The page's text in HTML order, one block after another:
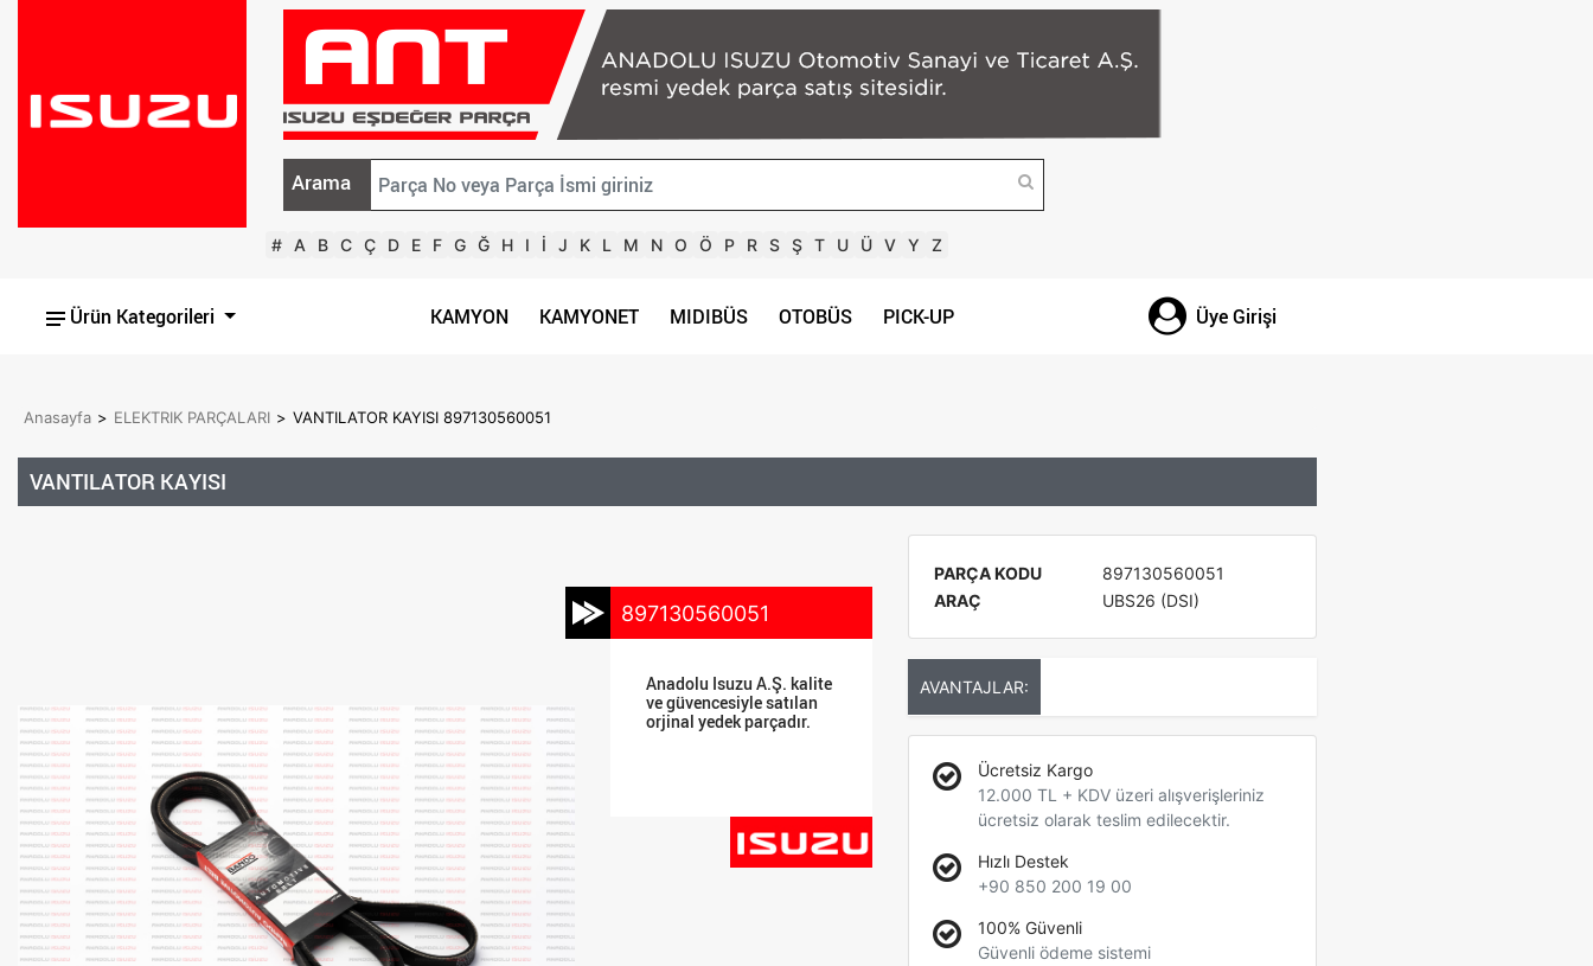
Arama
# A B C Ç D E F G Ğ H I İ J K L M N O Ö P R S Ş T U Ü V Y Z
Ürün Kategorileri KAMYON KAMYONET MIDIBÜS OTOBÜS PICK-UP Üye Girişi
Anasayfa > ELEKTRIK PARÇALARI > VANTILATOR KAYISI 897130560051
VANTILATOR KAYISI
897130560051
Anadolu Isuzu A.Ş. kalite
ve güvencesiyle satılan
orjinal yedek parçadır.
PARÇA KODU
897130560051
ARAÇ
UBS26 (DSI)
AVANTAJLAR:
Ücretsiz Kargo
12.000 TL + KDV üzeri alışverişleriniz
ücretsiz olarak teslim edilecektir.
Hızlı Destek
+90 850 200 19 00
100% Güvenli
Güvenli ödeme sistemi